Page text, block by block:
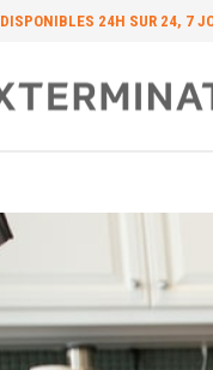
DISPONIBLES 24H SUR 24, 7